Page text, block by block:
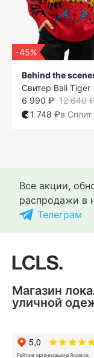
-45%
Behind the
Свитер Bali Tiger
12 640
6 990 ₽
1 748 ₽в Сплит
Все акции,
распродажи в
Телеграм
Магазин
уличной